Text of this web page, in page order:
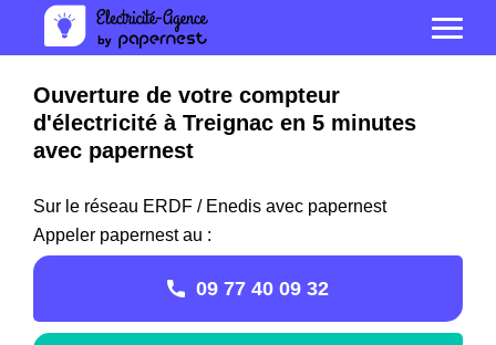
Ouverture de votre compteur
d'électricité à Treignac en 5 minutes
avec papernest
Sur le réseau ERDF / Enedis avec papernest
Appeler papernest au :
09 77 40 09 32